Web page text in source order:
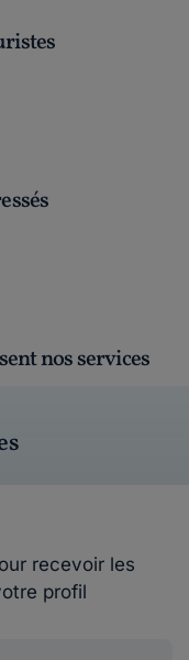
nos services
recevoir les
profil